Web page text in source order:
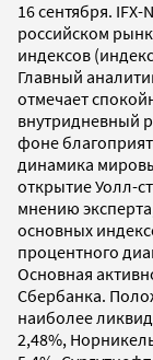
16 сентября.
российском
индексов
Главный
отмечает
внутридневный
фоне
динамика
открытие Уолл-
мнению
основных
процентного
Основная
Сбербанка.
наиболее
2,48%,